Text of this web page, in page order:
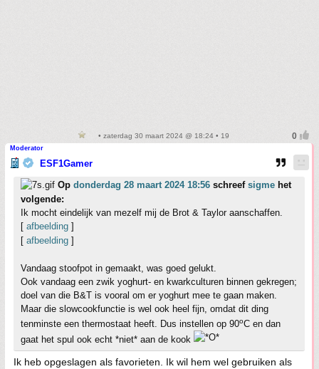
• zaterdag 30 maart 2024 @ 18:24 • 19
Moderator
ESF1Gamer
Op donderdag 28 maart 2024 18:56 schreef sigme het
volgende:
Ik mocht eindelijk van mezelf mij de Brot & Taylor aanschaffen.
[ afbeelding ]
[ afbeelding ]
Vandaag stoofpot in gemaakt, was goed gelukt.
Ook vandaag een zwik yoghurt- en kwarkculturen binnen gekregen;
doel van die B&T is vooral om er yoghurt mee te gaan maken.
Maar die slowcookfunctie is wel ook heel fijn, omdat dit ding
tenminste een thermostaat heeft. Dus instellen op 90oC en dan
gaat het spul ook echt *niet* aan de kook
Ik heb opgeslagen als favorieten. Ik wil hem wel gebruiken als